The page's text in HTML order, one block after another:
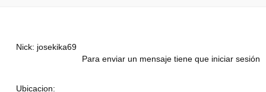
Nick: josekika69
Para enviar un mensaje tiene que iniciar sesión
Ubicacion: